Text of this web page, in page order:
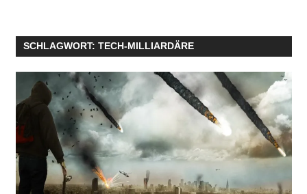
SCHLAGWORT: TECH-MILLIARDÄRE